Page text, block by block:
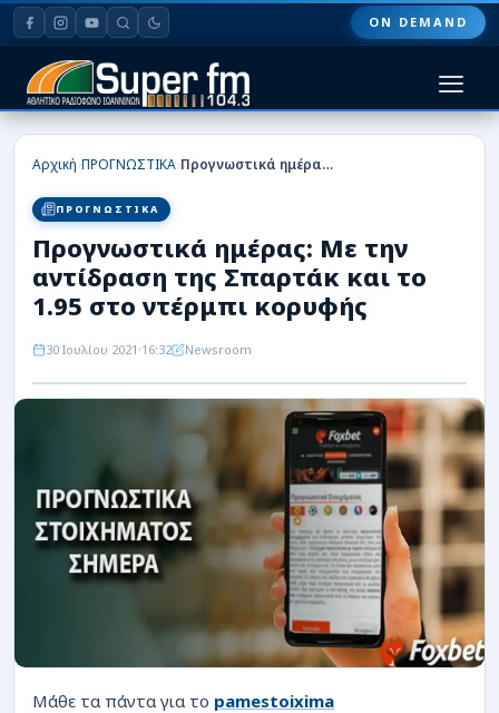
ON DEMAND
HOME
ΠΟΔΟΣΦΑΙΡΟ
ΜΠΑΣΚΕΤ
ΣΠΟΡ
ΕΙΔΗΣΕΙΣ
ΡΟΗ
Αρχική›ΠΡΟΓΝΩΣΤΙΚΑ› Προγνωστικά ημέρας: Με την αντίδραση της Σπαρτάκ και το 1.95 στο ντέρμπι κορυφής
ΠΡΟΓΝΩΣΤΙΚΑ
Προγνωστικά ημέρας: Με την
αντίδραση της Σπαρτάκ και το
1.95 στο ντέρμπι κορυφής
30 Ιουλίου 2021 16:32 Newsroom
Μάθε τα πάντα για το pamestoixima